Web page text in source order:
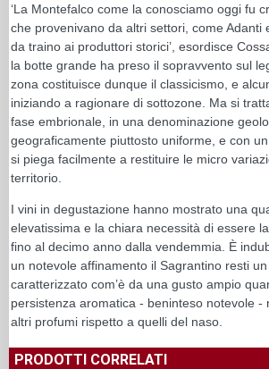
‘La Montefalco come la conosciamo oggi fu
che provenivano da altri settori, come Adanti
da traino ai produttori storici’, esordisce
la botte grande ha preso il sopravvento sul
zona costituisce dunque il classicismo, e
iniziando a ragionare di sottozone. Ma si
fase embrionale, in una denominazione
geograficamente piuttosto uniforme, e con
si piega facilmente a restituire le micro
territorio.
I vini in degustazione hanno mostrato una
elevatissima e la chiara necessità di essere
fino al decimo anno dalla vendemmia. È
un notevole affinamento il Sagrantino resti un
caratterizzato com’è da una gusto ampio
persistenza aromatica - beninteso notevole -
altri profumi rispetto a quelli del naso.
PRODOTTI CORRELATI